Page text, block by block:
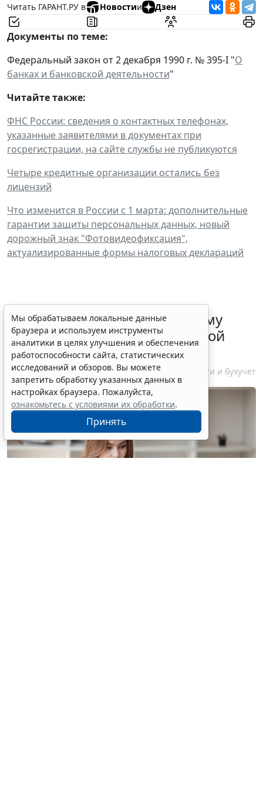
Читать ГАРАНТ.РУ в
Новостии Дзен
Документы по теме:
Федеральный закон от 2 декабря 1990 г. № 395-I "О
банках и банковской деятельности"
Читайте также:
ФНС России: сведения о контактных телефонах,
указанные заявителями в документах при
госрегистрации, на сайте службы не публикуются
Четыре кредитные организации остались без
лицензий
Что изменится в России с 1 марта: дополнительные
гарантии защиты персональных данных, новый
дорожный знак "Фотовидеофиксация",
актуализированные формы налоговых деклараций
ФНС России рассказала малому
бизнесу о порядке упрощенной
ликвидации компании
7 августа 2026 18:16 Налоги и бухучет
Мы обрабатываем локальные данные
браузера и используем инструменты
аналитики в целях улучшения и обеспечения
работоспособности сайта, статистических
исследований и обзоров. Вы можете
запретить обработку указанных данных в
настройках браузера. Пожалуйста,
ознакомьтесь с условиями их обработки.
Принять